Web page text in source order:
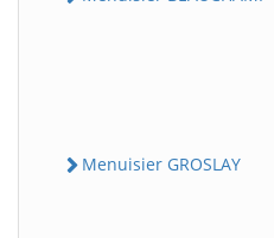
Menuisier GROSLAY